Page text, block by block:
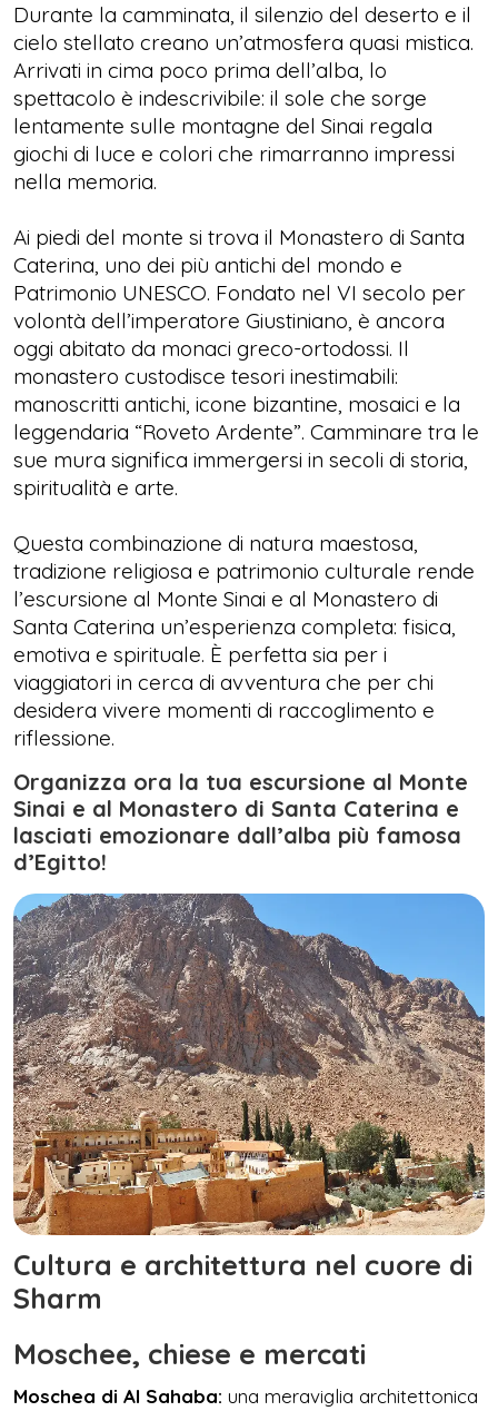
Durante la camminata, il silenzio del deserto e il
cielo stellato creano un’atmosfera quasi mistica.
Arrivati in cima poco prima dell’alba, lo
spettacolo è indescrivibile: il sole che sorge
lentamente sulle montagne del Sinai regala
giochi di luce e colori che rimarranno impressi
nella memoria.
Ai piedi del monte si trova il Monastero di Santa
Caterina, uno dei più antichi del mondo e
Patrimonio UNESCO. Fondato nel VI secolo per
volontà dell’imperatore Giustiniano, è ancora
oggi abitato da monaci greco-ortodossi. Il
monastero custodisce tesori inestimabili:
manoscritti antichi, icone bizantine, mosaici e la
leggendaria “Roveto Ardente”. Camminare tra le
sue mura significa immergersi in secoli di storia,
spiritualità e arte.
Questa combinazione di natura maestosa,
tradizione religiosa e patrimonio culturale rende
l’escursione al Monte Sinai e al Monastero di
Santa Caterina un’esperienza completa: fisica,
emotiva e spirituale. È perfetta sia per i
viaggiatori in cerca di avventura che per chi
desidera vivere momenti di raccoglimento e
riflessione.
Organizza ora la tua escursione al Monte
Sinai e al Monastero di Santa Caterina e
lasciati emozionare dall’alba più famosa
d’Egitto!
Cultura e architettura nel cuore di
Sharm
Moschee, chiese e mercati
Moschea di Al Sahaba: una meraviglia architettonica